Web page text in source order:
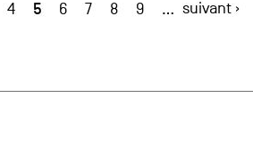
4 5 6 7 8 9 … suivant ›